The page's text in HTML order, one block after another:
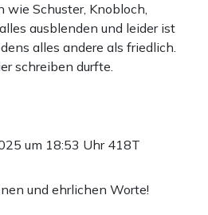
wie Schuster, Knobloch,
ausblenden und leider ist
alles andere als friedlich.
schreiben durfte.
um 18:53 Uhr 418T
und ehrlichen Worte!